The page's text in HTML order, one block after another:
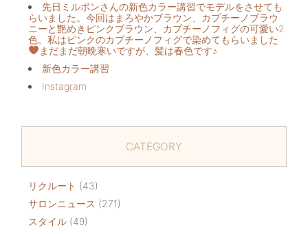
先日ミルボンさんの新色カラー講習でモデルをさせても
らいました。今回はまろやかブラウン、カプチーノブラウ
ニーと艶めきピンクブラウン、カプチーノフィグの可愛い2
色。私はピンクのカプチーノフィグで染めてもらいました
まだまだ朝晩寒いですが、髪は春色です♪
新色カラー講習
Instagram
CATEGORY
リクルート (43)
サロンニュース (271)
スタイル (49)